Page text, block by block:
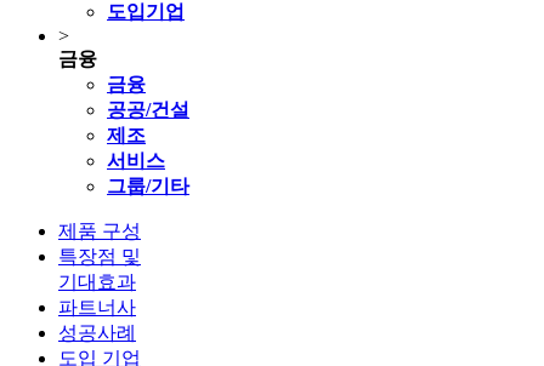
도입기업
>
금융
금융
공공/건설
제조
서비스
그룹/기타
제품 구성
특장점 및
기대효과
파트너사
성공사례
도입 기업